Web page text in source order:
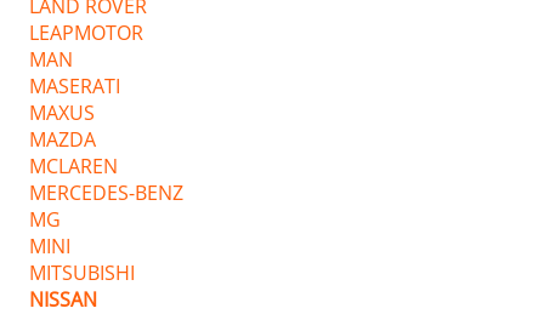
LAND ROVER
LEAPMOTOR
MAN
MASERATI
MAXUS
MAZDA
MCLAREN
MERCEDES-BENZ
MG
MINI
MITSUBISHI
NISSAN